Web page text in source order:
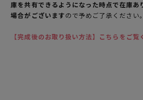
庫を共有できるようになった時点で在庫あ
場合がございますので予めご了承ください。
【完成後のお取り扱い方法】こちらをご覧